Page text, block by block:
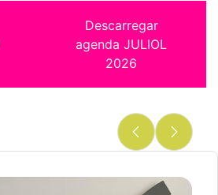
Descarregar
agenda JULIOL
2026